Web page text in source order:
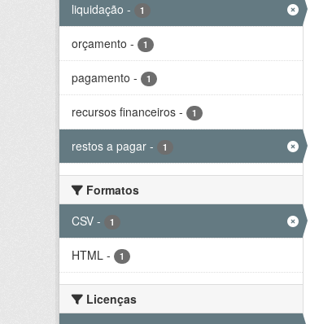
liquidação - 1
orçamento - 1
pagamento - 1
recursos financeiros - 1
restos a pagar - 1
Formatos
CSV - 1
HTML - 1
Licenças